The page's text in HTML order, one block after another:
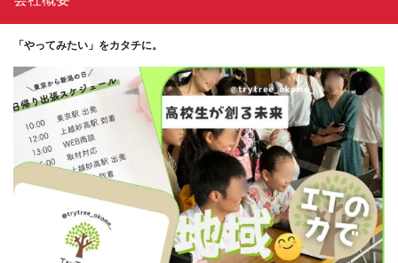
「やってみたい」をカタチに。